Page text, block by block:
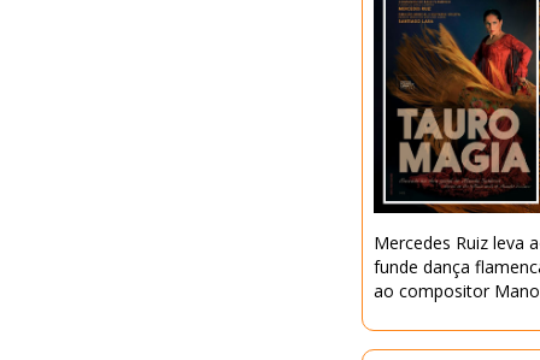
Mercedes Ruiz leva
funde dança
ao compositor